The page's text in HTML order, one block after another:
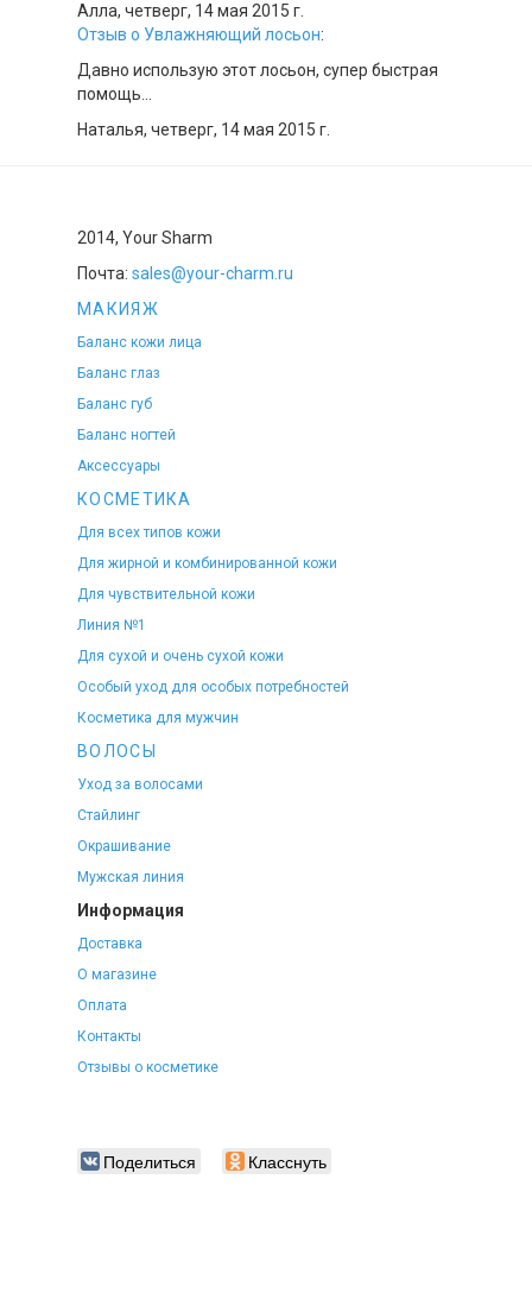
Алла, четверг, 14 мая 2015 г.
Отзыв о Увлажняющий лосьон:
Давно использую этот лосьон, супер быстрая
помощь...
Наталья, четверг, 14 мая 2015 г.
2014, Your Sharm
Почта: sales@your-charm.ru
МАКИЯЖ
Баланс кожи лица
Баланс глаз
Баланс губ
Баланс ногтей
Аксессуары
КОСМЕТИКА
Для всех типов кожи
Для жирной и комбинированной кожи
Для чувствительной кожи
Линия №1
Для сухой и очень сухой кожи
Особый уход для особых потребностей
Косметика для мужчин
ВОЛОСЫ
Уход за волосами
Стайлинг
Окрашивание
Мужская линия
Информация
Доставка
О магазине
Оплата
Контакты
Отзывы о косметике
Поделиться Класснуть